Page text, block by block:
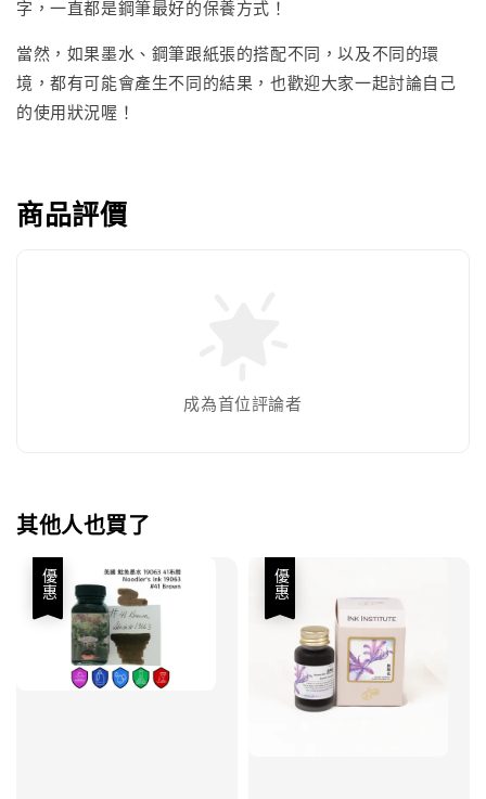
字，一直都是鋼筆最好的保養方式！
當然，如果墨水、鋼筆跟紙張的搭配不同，以及不同的環
境，都有可能會產生不同的結果，也歡迎大家一起討論自己
的使用狀況喔！
商品評價
成為首位評論者
其他人也買了
優惠 優惠